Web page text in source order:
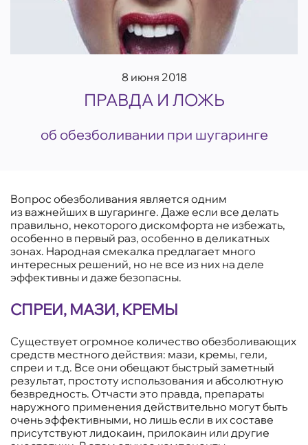
8 июня 2018
ПРАВДА И ЛОЖЬ
об обезболивании при шугаринге
Вопрос обезболивания является одним
из важнейших в шугаринге. Даже если все делать
правильно, некоторого дискомфорта не избежать,
особенно в первый раз, особенно в деликатных
зонах. Народная смекалка предлагает много
интересных решений, но не все из них на деле
эффективны и даже безопасны.
СПРЕИ, МАЗИ, КРЕМЫ
Существует огромное количество обезболивающих
средств местного действия: мази, кремы, гели,
спреи и т.д. Все они обещают быстрый заметный
результат, простоту использования и абсолютную
безвредность. Отчасти это правда, препараты
наружного применения действительно могут быть
очень эффективными, но лишь если в их составе
присутствуют лидокаин, прилокаин или другие